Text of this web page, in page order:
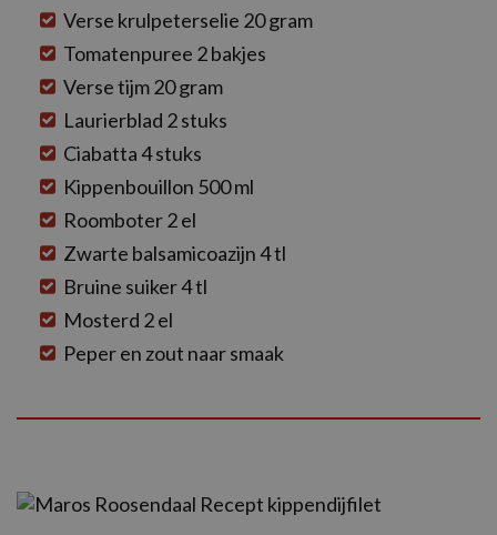
Verse krulpeterselie 20 gram
Tomatenpuree 2 bakjes
Verse tijm 20 gram
Laurierblad 2 stuks
Ciabatta 4 stuks
Kippenbouillon 500 ml
Roomboter 2 el
Zwarte balsamicoazijn 4 tl
Bruine suiker 4 tl
Mosterd 2 el
Peper en zout naar smaak